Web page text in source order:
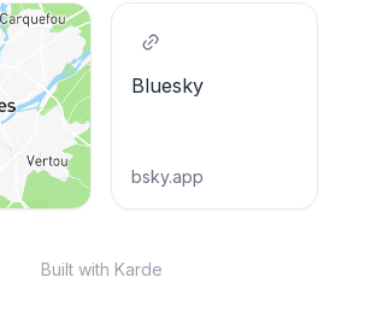
Bluesky
bsky.app
Built with Karde